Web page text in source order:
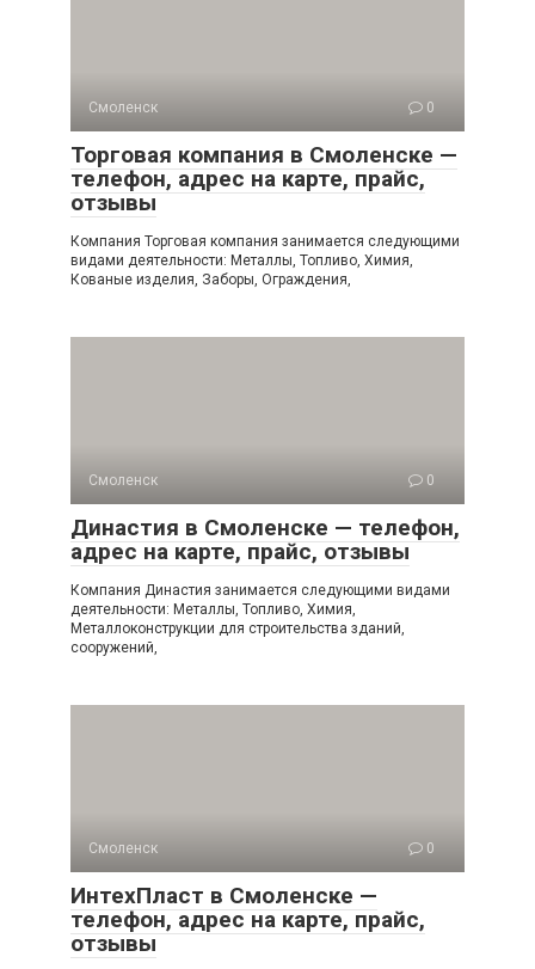
Смоленск 0
Торговая компания в Смоленске —
телефон, адрес на карте, прайс,
отзывы
Компания Торговая компания занимается следующими
видами деятельности: Металлы, Топливо, Химия,
Кованые изделия, Заборы, Ограждения,
Смоленск 0
Династия в Смоленске — телефон,
адрес на карте, прайс, отзывы
Компания Династия занимается следующими видами
деятельности: Металлы, Топливо, Химия,
Металлоконструкции для строительства зданий,
сооружений,
Смоленск 0
ИнтехПласт в Смоленске —
телефон, адрес на карте, прайс,
отзывы